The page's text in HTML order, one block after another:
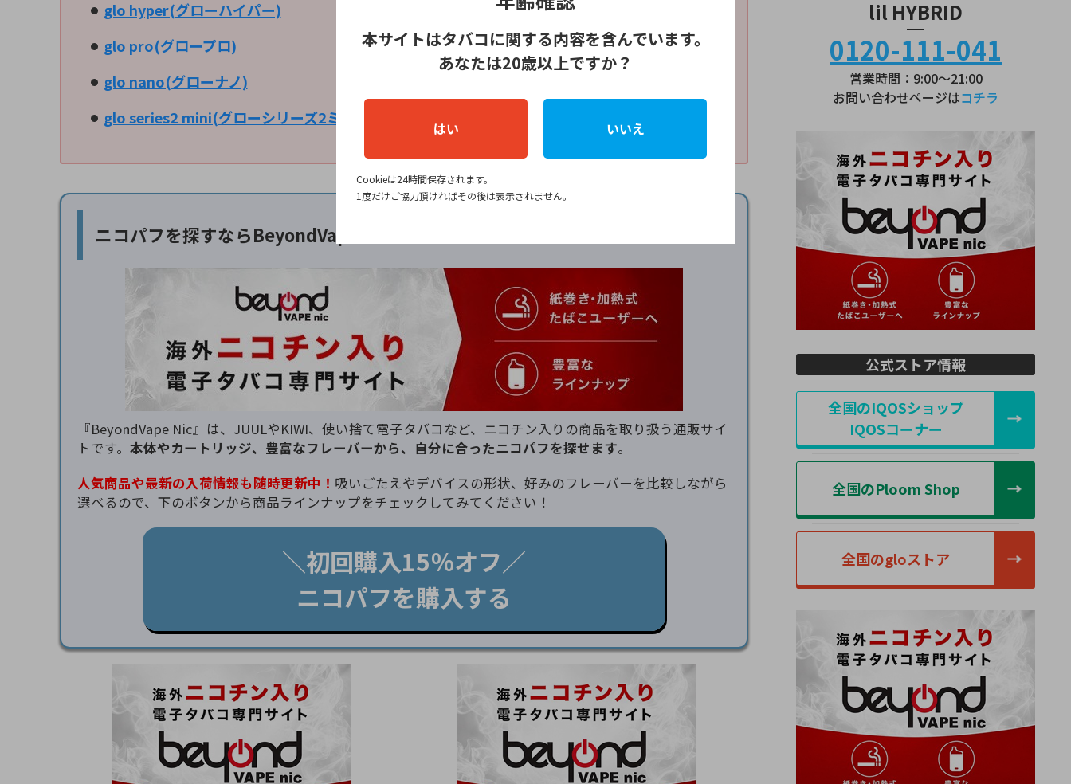
glo hyper(グローハイパー)
glo pro(グロープロ)
glo nano(グローナノ)
glo series2 mini(グローシリーズ2ミニ)
ニコパフを探すならBeyondVape Nicをチェック！
『BeyondVape Nic』は、JUULやKIWI、使い捨て電子タバコなど、ニコチン入りの商品を取り扱う通販サイ
トです。 本体やカートリッジ、豊富なフレーバーから、自分に合ったニコパフを探せます。
人気商品や最新の入荷情報も随時更新中！ 吸いごたえやデバイスの形状、好みのフレーバーを比較しながら
選べるので、下のボタンから商品ラインナップをチェックしてみてください！
＼初回購入15％オフ／
ニコパフを購入する
lil HYBRID
0120-111-041
営業時間：9:00～21:00
お問い合わせページはコチラ
公式ストア情報
全国のIQOSショップ
IQOSコーナー
全国のPloom Shop
全国のgloストア
本サイトはタバコに関する内容を含んでいます。
あなたは20歳以上ですか？
はい いいえ
Cookieは24時間保存されます。
1度だけご協力頂ければその後は表示されません。